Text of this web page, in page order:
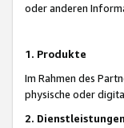
oder anderen
1. Produkte
Im Rahmen des
physische oder
2. Dienstleistungen